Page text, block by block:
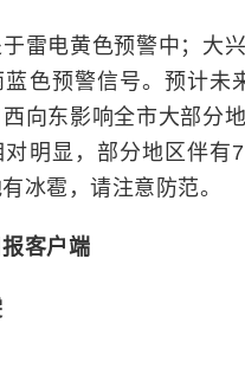
雷电黄色预警中；大
色预警信号。预计未
向东影响全市大部分
对明显，部分地区伴有
冰雹，请注意防范。
客户端